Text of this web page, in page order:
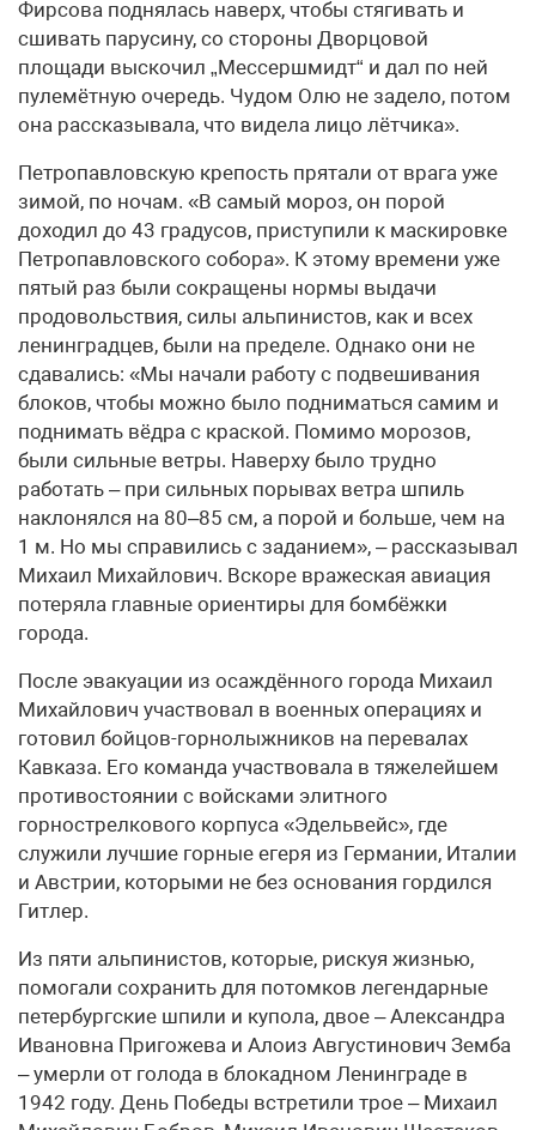
Фирсова поднялась наверх, чтобы стягивать и
сшивать парусину, со стороны Дворцовой
площади выскочил „Мессершмидт“ и дал по ней
пулемётную очередь. Чудом Олю не задело, потом
она рассказывала, что видела лицо лётчика».
Петропавловскую крепость прятали от врага уже
зимой, по ночам. «В самый мороз, он порой
доходил до 43 градусов, приступили к маскировке
Петропавловского собора». К этому времени уже
пятый раз были сокращены нормы выдачи
продовольствия, силы альпинистов, как и всех
ленинградцев, были на пределе. Однако они не
сдавались: «Мы начали работу с подвешивания
блоков, чтобы можно было подниматься самим и
поднимать вёдра с краской. Помимо морозов,
были сильные ветры. Наверху было трудно
работать – при сильных порывах ветра шпиль
наклонялся на 80–85 см, а порой и больше, чем на
1 м. Но мы справились с заданием», – рассказывал
Михаил Михайлович. Вскоре вражеская авиация
потеряла главные ориентиры для бомбёжки
города.
После эвакуации из осаждённого города Михаил
Михайлович участвовал в военных операциях и
готовил бойцов-горнолыжников на перевалах
Кавказа. Его команда участвовала в тяжелейшем
противостоянии с войсками элитного
горнострелкового корпуса «Эдельвейс», где
служили лучшие горные егеря из Германии, Италии
и Австрии, которыми не без основания гордился
Гитлер.
Из пяти альпинистов, которые, рискуя жизнью,
помогали сохранить для потомков легендарные
петербургские шпили и купола, двое – Александра
Ивановна Пригожева и Алоиз Августинович Земба
– умерли от голода в блокадном Ленинграде в
1942 году. День Победы встретили трое – Михаил